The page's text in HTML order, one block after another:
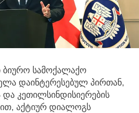
სამოქალაქო
დაინტერესებულ პირთან,
და კეთილსინდისიერების
აქტიურ დიალოგს